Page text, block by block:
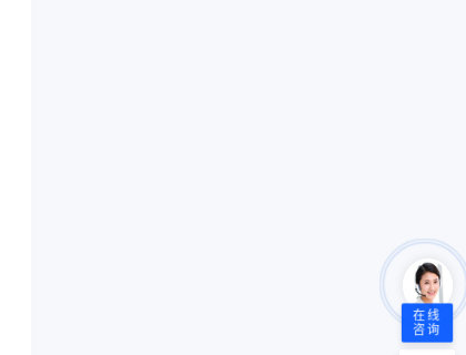
在线
咨询